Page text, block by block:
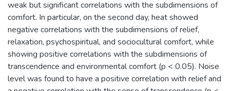
weak but significant correlations with the subdimensions of
comfort. In particular, on the second day, heat showed
negative correlations with the subdimensions of relief,
relaxation, psychospiritual, and sociocultural comfort, while
showing positive correlations with the subdimensions of
transcendence and environmental comfort (p < 0.05). Noise
level was found to have a positive correlation with relief and